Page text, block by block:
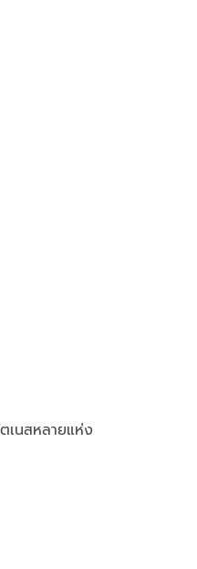
เนสหลายแห่ง